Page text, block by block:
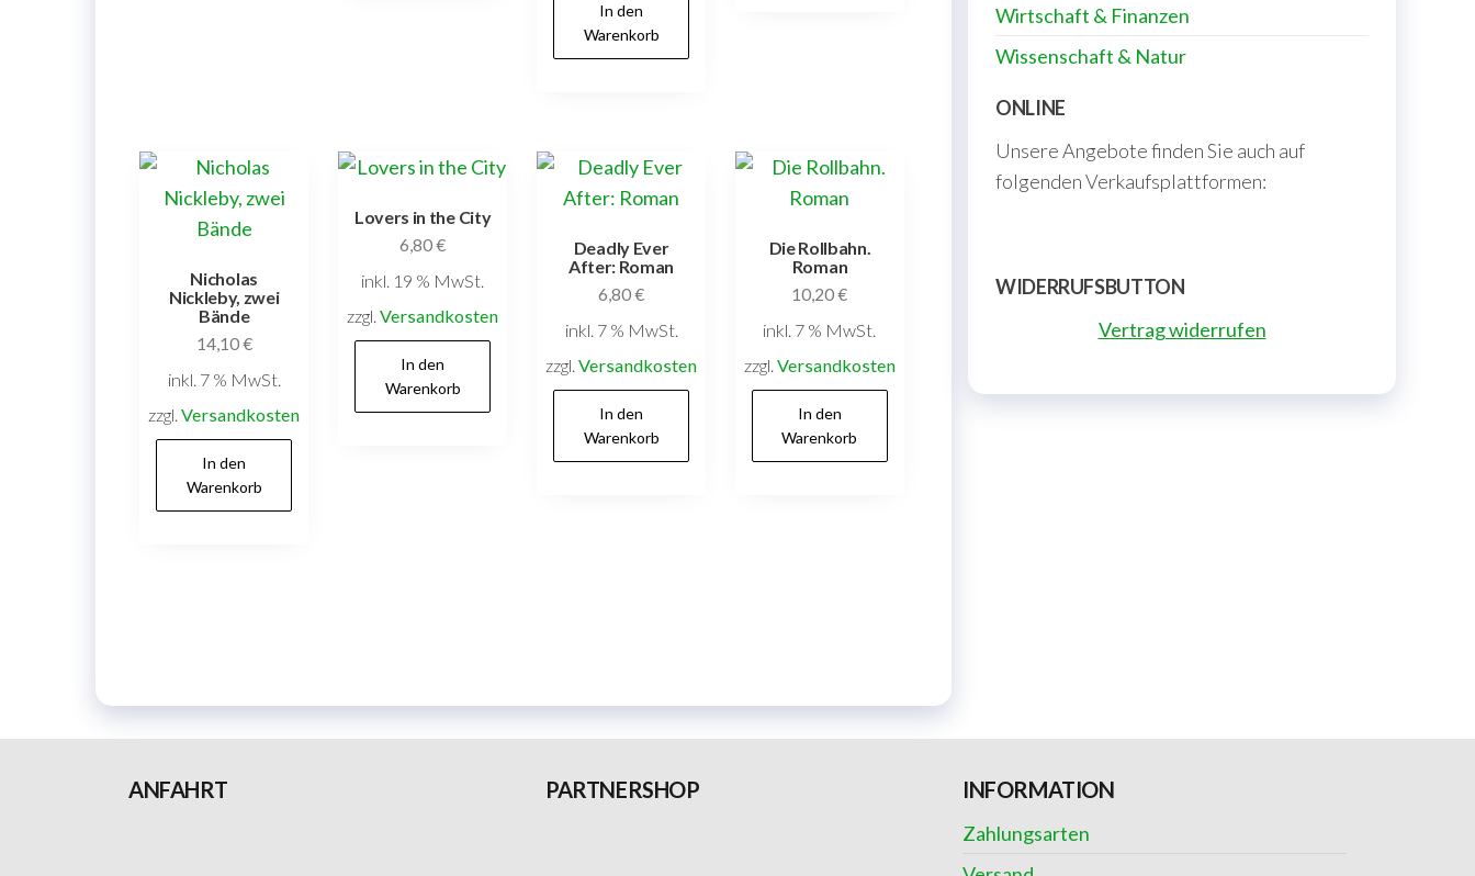
In den
Warenkorb
Nicholas
Nickleby, zwei
Bände
14,10€
inkl. 7 % MwSt.
zzgl.Versandkosten
In den
Warenkorb
Lovers in the City
6,80€
inkl. 19 % MwSt.
zzgl.Versandkosten
In den
Warenkorb
Deadly Ever
After: Roman
6,80€
inkl. 7 % MwSt.
zzgl.Versandkosten
In den
Warenkorb
Die Rollbahn.
Roman
10,20€
inkl. 7 % MwSt.
zzgl. Versandkosten
In den
Warenkorb
Wirtschaft & Finanzen
Wissenschaft & Natur
ONLINE
Unsere Angebote finden Sie auch auf
folgenden Verkaufsplattformen:
WIDERRUFSBUTTON
Vertrag widerrufen
ANFAHRT PARTNERSHOP INFORMATION
Zahlungsarten